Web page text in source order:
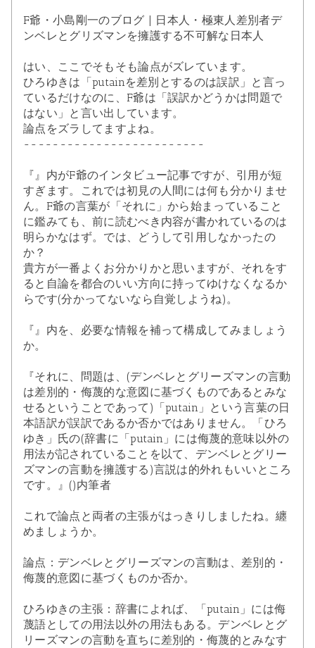
F爺・小島剛一のブログ | 日本人・極東人差別者デ
ンベレとグリズマンを擁護する不可解な日本人
はい、ここでそもそも論点がズレています。
ひろゆきは「putainを差別とするのは誤訳」と言っ
ているだけなのに、F爺は「誤訳かどうかは問題で
はない」と言い出しています。
論点をズラしてますよね。
-------------------------
『』内がF爺のインタビュー記事ですが、引用が短
すぎます。これでは初見の人間には何も分かりませ
ん。F爺の言葉が「それに」から始まっていること
に鑑みても、前に読むべき内容が書かれているのは
明らかなはず。では、どうして引用しなかったの
か？
貴方が一番よくお分かりかと思いますが、それをす
ると自論を都合のいい方向に持ってゆけなくなるか
らです(分かってないなら自覚しようね)。
『』内を、必要な情報を補って構成してみましょう
か。
『それに、問題は、(デンベレとグリーズマンの言動
は差別的・侮蔑的な意図に基づくものであるとみな
せるということであって)「putain」という言葉の日
本語訳が誤訳であるか否かではありません。「ひろ
ゆき」氏の(辞書に「putain」には侮蔑的意味以外の
用法が記されていることを以て、デンベレとグリー
ズマンの言動を擁護する)言説は的外れもいいところ
です。』()内筆者
これで論点と両者の主張がはっきりしましたね。纏
めましょうか。
論点：デンベレとグリーズマンの言動は、差別的・
侮蔑的意図に基づくものか否か。
ひろゆきの主張：辞書によれば、「putain」には侮
蔑語としての用法以外の用法もある。デンベレとグ
リーズマンの言動を直ちに差別的・侮蔑的とみなす